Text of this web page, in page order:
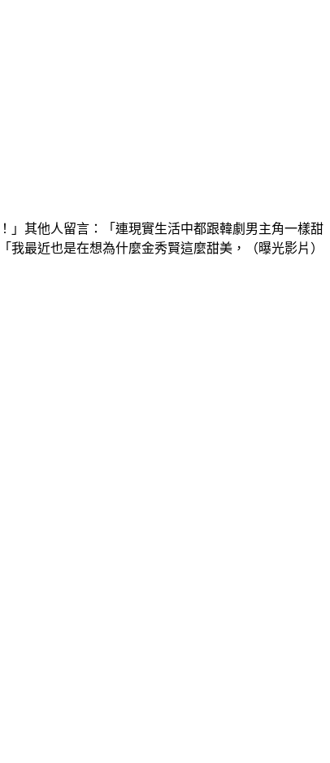
」其他人留言：「連現實生活中都跟韓劇男主角一樣甜
最近也是在想為什麼金秀賢這麼甜美，（曝光影片）